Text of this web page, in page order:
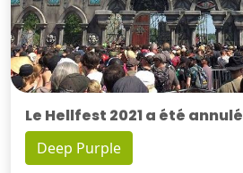
Le Hellfest 2021 a été annulé
Deep Purple